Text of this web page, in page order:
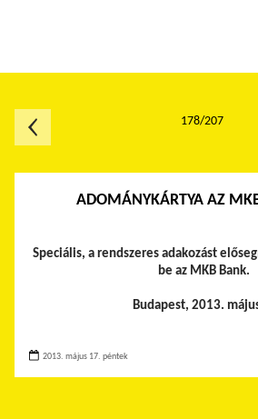
ADOMÁNYKÁRTYA AZ
Speciális, a rendszeres adakozást
be az MKB Bank.
Budapest, 2013.
2013. május 17. péntek
178/207